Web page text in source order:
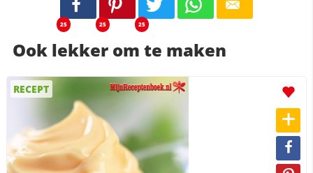
25 25 25
Ook lekker om te maken
RECEPT